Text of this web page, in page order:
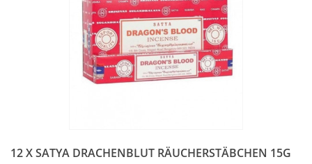
12 X SATYA DRACHENBLUT RÄUCHERSTÄBCHEN 15G